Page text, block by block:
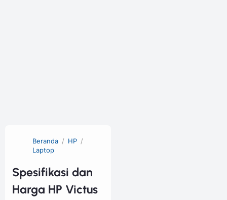
Beranda
HP
Laptop
Spesifikasi dan
Harga HP Victus